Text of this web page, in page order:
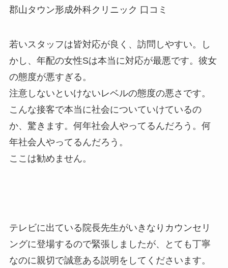
郡山タウン形成外科クリニック 口コミ
若いスタッフは皆対応が良く、訪問しやすい。し
かし、年配の女性Sは本当に対応が最悪です。彼女
の態度が悪すぎる。
注意しないといけないレベルの態度の悪さです。
こんな接客で本当に社会についていけているの
か、驚きます。何年社会人やってるんだろう。何
年社会人やってるんだろう。
ここは勧めません。
テレビに出ている院長先生がいきなりカウンセリ
ングに登場するので緊張しましたが、とても丁寧
なのに親切で誠意ある説明をしてくださいます。